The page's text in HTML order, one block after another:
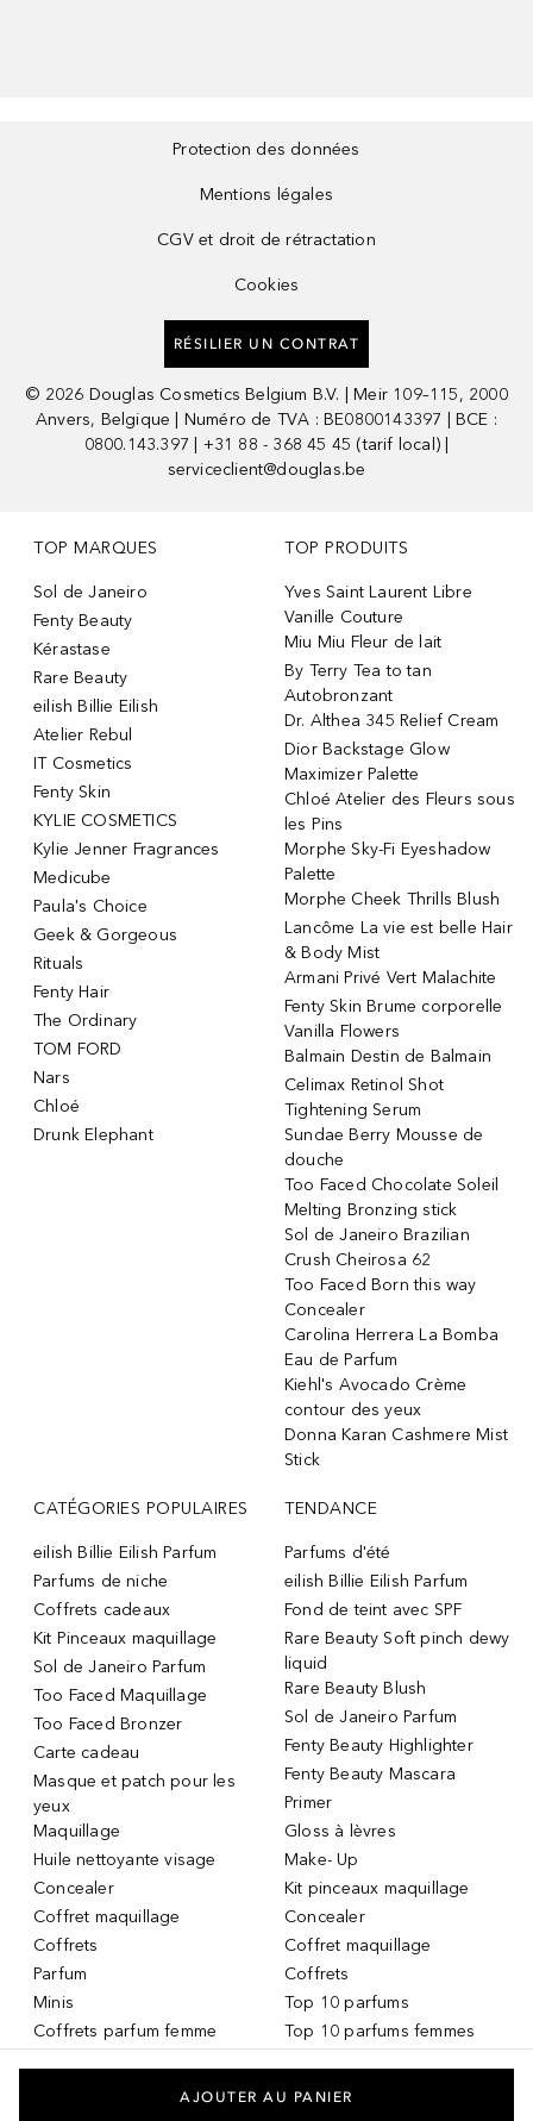
Protection des données
Mentions légales
CGV et droit de rétractation
Cookies
RÉSILIER UN CONTRAT
© 2026 Douglas Cosmetics Belgium B.V. | Meir 109–115, 2000
Anvers, Belgique | Numéro de TVA : BE0800143397 | BCE :
0800.143.397 | +31 88 - 368 45 45 (tarif local) |
serviceclient@douglas.be
TOP MARQUES
Sol de Janeiro
Fenty Beauty
Kérastase
Rare Beauty
eilish Billie Eilish
Atelier Rebul
IT Cosmetics
Fenty Skin
KYLIE COSMETICS
Kylie Jenner Fragrances
Medicube
Paula's Choice
Geek & Gorgeous
Rituals
Fenty Hair
The Ordinary
TOM FORD
Nars
Chloé
Drunk Elephant
TOP PRODUITS
Yves Saint Laurent Libre
Vanille Couture
Miu Miu Fleur de lait
By Terry Tea to tan
Autobronzant
Dr. Althea 345 Relief Cream
Dior Backstage Glow
Maximizer Palette
Chloé Atelier des Fleurs sous
les Pins
Morphe Sky-Fi Eyeshadow
Palette
Morphe Cheek Thrills Blush
Lancôme La vie est belle Hair
& Body Mist
Armani Privé Vert Malachite
Fenty Skin Brume corporelle
Vanilla Flowers
Balmain Destin de Balmain
Celimax Retinol Shot
Tightening Serum
Sundae Berry Mousse de
douche
Too Faced Chocolate Soleil
Melting Bronzing stick
Sol de Janeiro Brazilian
Crush Cheirosa 62
Too Faced Born this way
Concealer
Carolina Herrera La Bomba
Eau de Parfum
Kiehl's Avocado Crème
contour des yeux
Donna Karan Cashmere Mist
Stick
CATÉGORIES POPULAIRES
eilish Billie Eilish Parfum
Parfums de niche
Coffrets cadeaux
Kit Pinceaux maquillage
Sol de Janeiro Parfum
Too Faced Maquillage
Too Faced Bronzer
Carte cadeau
Masque et patch pour les
yeux
Maquillage
Huile nettoyante visage
Concealer
Coffret maquillage
Coffrets
Parfum
Minis
Coffrets parfum femme
TENDANCE
Parfums d'été
eilish Billie Eilish Parfum
Fond de teint avec SPF
Rare Beauty Soft pinch dewy
liquid
Rare Beauty Blush
Sol de Janeiro Parfum
Fenty Beauty Highlighter
Fenty Beauty Mascara
Primer
Gloss à lèvres
Make- Up
Kit pinceaux maquillage
Concealer
Coffret maquillage
Coffrets
Top 10 parfums
Top 10 parfums femmes
Services DOUGLAS
AJOUTER AU PANIER